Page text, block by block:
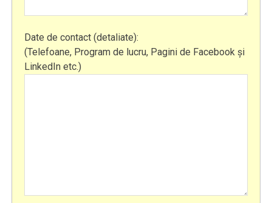
Date de contact (detaliate):
(Telefoane, Program de lucru, Pagini de Facebook şi
LinkedIn etc.)